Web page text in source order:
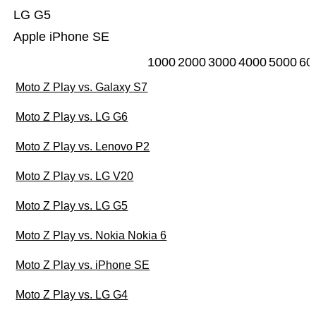
Apple iPhone SE
LG G5
10002000300040005000
Moto Z Play vs. Galaxy S7
Moto Z Play vs. LG G6
Moto Z Play vs. Lenovo P2
Moto Z Play vs. LG V20
Moto Z Play vs. LG G5
Moto Z Play vs. Nokia Nokia 6
Moto Z Play vs. iPhone SE
Moto Z Play vs. LG G4